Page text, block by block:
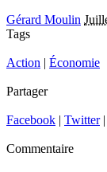
Gérard Moulin
Tags
Action | Économie
Partager
Facebook | Twitter|
Commentaire